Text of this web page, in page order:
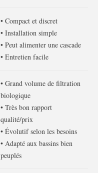
• Compact et discret
• Installation simple
• Peut alimenter une cascade
• Entretien facile
• Grand volume de filtration
biologique
• Très bon rapport
qualité/prix
• Évolutif selon les besoins
• Adapté aux bassins bien
peuplés